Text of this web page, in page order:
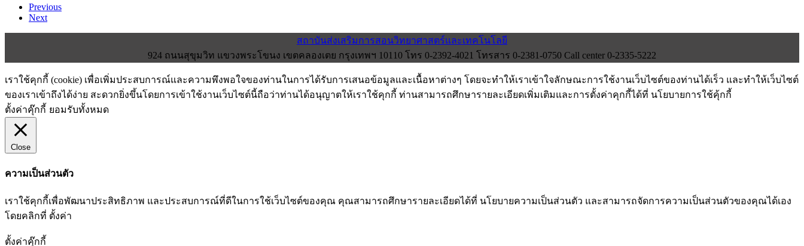
Previous
Next
สถาบันส่งเสริมการสอนวิทยาศาสตร์และเทคโนโลยี
924 ถนนสุขุมวิท แขวงพระโขนง เขตคลองเตย กรุงเทพฯ 10110 โทร 0-2392-4021 โทรสาร 0-2381-0750 Call center 0-2335-5222
เราใช้คุกกี้ (cookie) เพื่อเพิ่มประสบการณ์และความพึงพอใจของท่านในการได้รับการเสนอข้อมูลและเนื้อหาต่างๆ โดยจะทำให้เราเข้าใจลักษณะการใช้งานเว็บไซต์ของท่านได้เร็ว และทำให้เว็บไซต์
ของเราเข้าถึงได้ง่าย สะดวกยิ่งขึ้นโดยการเข้าใช้งานเว็บไซต์นี้ถือว่าท่านได้อนุญาตให้เราใช้คุกกี้ ท่านสามารถศึกษารายละเอียดเพิ่มเติมและการตั้งค่าคุกกี้ได้ที่ นโยบายการใช้คุ้กกี้
ตั้งค่าคุ๊กกี้ ยอมรับทั้งหมด
Close
ความเป็นส่วนตัว
เราใช้คุกกี้เพื่อพัฒนาประสิทธิภาพ และประสบการณ์ที่ดีในการใช้เว็บไซต์ของคุณ คุณสามารถศึกษารายละเอียดได้ที่ นโยบายความเป็นส่วนตัว และสามารถจัดการความเป็นส่วนตัวของคุณได้เอง
โดยคลิกที่ ตั้งค่า
ตั้งค่าคุ๊กกี้